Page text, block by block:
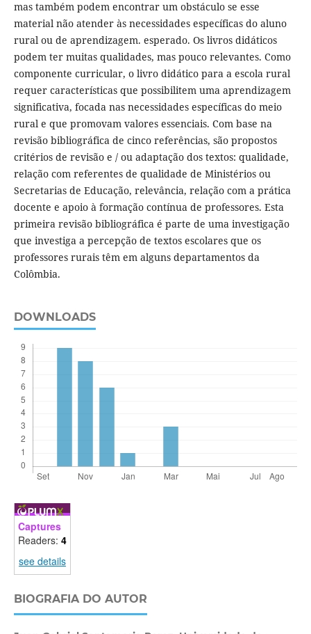
mas também podem encontrar um obstáculo se esse
material não atender às necessidades específicas do aluno
rural ou de aprendizagem. esperado. Os livros didáticos
podem ter muitas qualidades, mas pouco relevantes. Como
componente curricular, o livro didático para a escola rural
requer características que possibilitem uma aprendizagem
significativa, focada nas necessidades específicas do meio
rural e que promovam valores essenciais. Com base na
revisão bibliográfica de cinco referências, são propostos
critérios de revisão e / ou adaptação dos textos: qualidade,
relação com referentes de qualidade de Ministérios ou
Secretarias de Educação, relevância, relação com a prática
docente e apoio à formação contínua de professores. Esta
primeira revisão bibliográfica é parte de uma investigação
que investiga a percepção de textos escolares que os
professores rurais têm em alguns departamentos da
Colômbia.
DOWNLOADS
Captures
Readers: 4
see details
BIOGRAFIA DO AUTOR